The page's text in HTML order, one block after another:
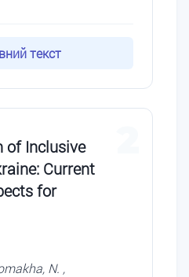
текст
of Inclusive
Current
for
N. ,